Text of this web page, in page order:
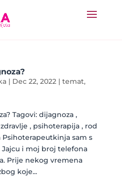
| Dec 22, 2022| temat,
Tagovi: dijagnoza ,
, psihoterapija , rod
Psihoterapeutkinja sam s
i moj broj telefona
Prije nekog vremena
koje...